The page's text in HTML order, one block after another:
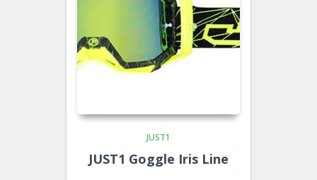
JUST1
JUST1 Goggle Iris Line